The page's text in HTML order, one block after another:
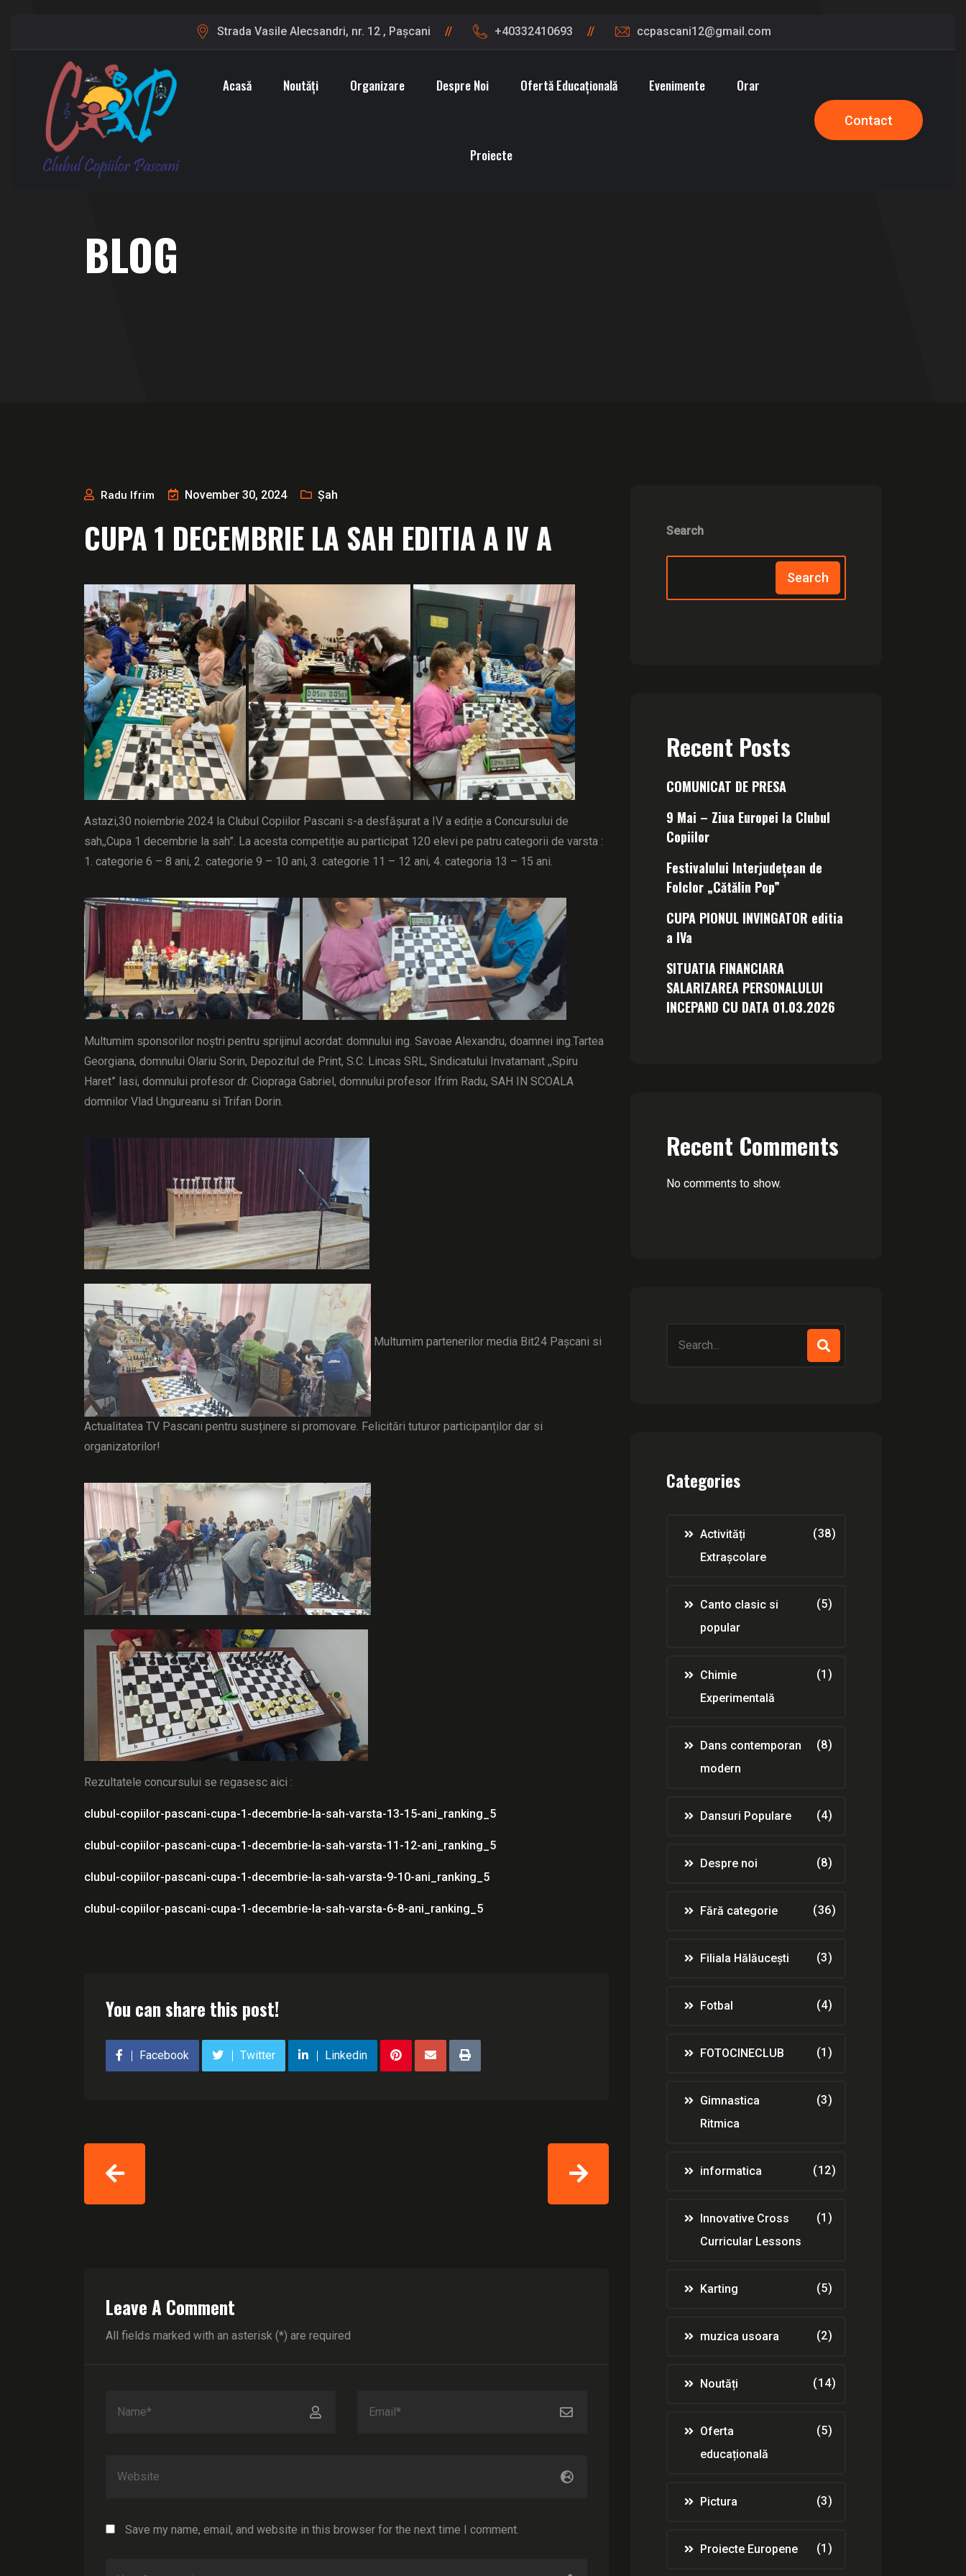
Strada Vasile Alecsandri, nr. 12 , Pașcani +40332410693 ccpascani12@gmail.com
Acasă Noutăți Organizare Despre Noi Ofertă Educațională Evenimente Orar
Proiecte
Contact
BLOG
Radu Ifrim November 30, 2024 Șah
CUPA 1 DECEMBRIE LA SAH EDITIA A IV A
Astazi,30 noiembrie 2024 la Clubul Copiilor Pascani s-a desfășurat a IV a ediție a Concursului de
sah,,Cupa 1 decembrie la sah”. La acesta competiție au participat 120 elevi pe patru categorii de varsta :
1. categorie 6 – 8 ani, 2. categorie 9 – 10 ani, 3. categorie 11 – 12 ani, 4. categoria 13 – 15 ani.
Multumim sponsorilor noștri pentru sprijinul acordat: domnului ing. Savoae Alexandru, doamnei ing.Tartea
Georgiana, domnului Olariu Sorin, Depozitul de Print, S.C. Lincas SRL, Sindicatului Invatamant ,,Spiru
Haret” Iasi, domnului profesor dr. Ciopraga Gabriel, domnului profesor Ifrim Radu, SAH IN SCOALA
domnilor Vlad Ungureanu si Trifan Dorin.
Multumim partenerilor media Bit24 Pașcani si
Actualitatea TV Pascani pentru susținere si promovare. Felicitări tuturor participanților dar si
organizatorilor!
Rezultatele concursului se regasesc aici :
clubul-copiilor-pascani-cupa-1-decembrie-la-sah-varsta-13-15-ani_ranking_5
clubul-copiilor-pascani-cupa-1-decembrie-la-sah-varsta-11-12-ani_ranking_5
clubul-copiilor-pascani-cupa-1-decembrie-la-sah-varsta-9-10-ani_ranking_5
clubul-copiilor-pascani-cupa-1-decembrie-la-sah-varsta-6-8-ani_ranking_5
You can share this post!
Facebook Twitter Linkedin
Leave A Comment
All fields marked with an asterisk (*) are required
Save my name, email, and website in this browser for the next time I comment.
Search
Search
Recent Posts
COMUNICAT DE PRESA
9 Mai – Ziua Europei la Clubul
Copiilor
Festivalului Interjudețean de
Folclor „Cătălin Pop”
CUPA PIONUL INVINGATOR editia
a IVa
SITUATIA FINANCIARA
SALARIZAREA PERSONALULUI
INCEPAND CU DATA 01.03.2026
Recent Comments
No comments to show.
for:
Categories
Activități
Extrașcolare
(38)
Canto clasic si
popular
(5)
Chimie
Experimentală
(1)
Dans contemporan
modern
(8)
Dansuri Populare (4)
Despre noi (8)
Fără categorie (36)
Filiala Hălăucești (3)
Fotbal (4)
FOTOCINECLUB (1)
Gimnastica
Ritmica
(3)
informatica (12)
Innovative Cross
Curricular Lessons
(1)
Karting (5)
muzica usoara (2)
Noutăți (14)
Oferta
educațională
(5)
Pictura (3)
Proiecte Europene (1)